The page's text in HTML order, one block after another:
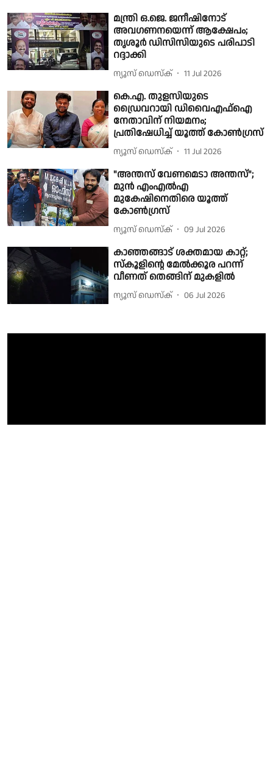
മന്ത്രി ഒ.ജെ. ജനീഷിനോട്
അവഗണനയെന്ന് ആക്ഷേപം;
തൃശൂര്‍ ഡിസിസിയുടെ പരിപാടി
റദ്ദാക്കി
ന്യൂസ് ഡെസ്ക് 11 Jul 2026
കെ.എ. തുളസിയുടെ
ഡ്രൈവറായി ഡിവൈഎഫ്ഐ
നേതാവിന് നിയമനം;
പ്രതിഷേധിച്ച് യൂത്ത് കോൺഗ്രസ്
ന്യൂസ് ഡെസ്ക് 11 Jul 2026
"അന്തസ് വേണമെടാ അന്തസ്";
മുൻ എംഎൽഎ
മുകേഷിനെതിരെ യൂത്ത്
കോൺഗ്രസ്
ന്യൂസ് ഡെസ്ക് 09 Jul 2026
കാഞ്ഞങ്ങാട് ശക്തമായ കാറ്റ്;
സ്‌കൂളിന്റെ മേല്‍ക്കൂര പറന്ന്
വീണത് തെങ്ങിന് മുകളില്‍
ന്യൂസ് ഡെസ്ക് 06 Jul 2026